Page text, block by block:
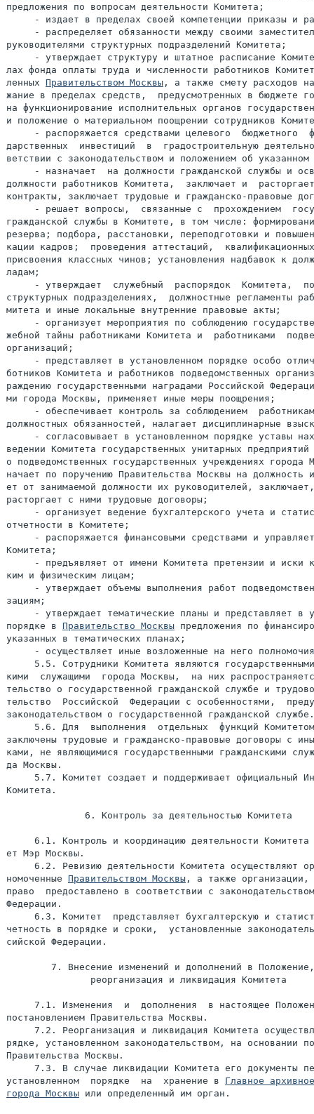
предложения по вопросам деятельности Комитета;
- издает в пределах своей компетенции приказы и
- распределяет обязанности между своими
руководителями структурных подразделений Комитета;
- утверждает структуру и штатное расписание
лах фонда оплаты труда и численности работников
ленных Правительством Москвы , а также смету расходов
жание в пределах средств,  предусмотренных в бюджете
на функционирование исполнительных органов
и положение о материальном поощрении сотрудников
- распоряжается средствами целевого  бюджетного
дарственных  инвестиций  в  градостроительную
ветствии с законодательством и положением об
- назначает  на должности гражданской службы и
должности работников Комитета,  заключает и
контракты, заключает трудовые и гражданско-правовые
- решает вопросы,  связанные с  прохождением
гражданской службы в Комитете, в том числе:
резерва; подбора, расстановки, переподготовки и
кации кадров;  проведения аттестаций,
присвоения классных чинов; установления надбавок к
ладам;
- утверждает  служебный  распорядок  Комитета,
структурных подразделениях,  должностные регламенты
митета и иные локальные внутренние правовые акты;
- организует мероприятия по соблюдению
жебной тайны работниками Комитета и  работниками
организаций;
- представляет в установленном порядке особо
ботников Комитета и работников подведомственных
раждению государственными наградами Российской
ми города Москвы, применяет иные меры поощрения;
- обеспечивает контроль за соблюдением
должностных обязанностей, налагает дисциплинарные
- согласовывает в установленном порядке уставы
ведении Комитета государственных унитарных
о подведомственных государственных учреждениях города
начает по поручению Правительства Москвы на должность
ет от занимаемой должности их руководителей,
расторгает с ними трудовые договоры;
- организует ведение бухгалтерского учета и
отчетности в Комитете;
- распоряжается финансовыми средствами и
Комитета;
- предъявляет от имени Комитета претензии и иски
ким и физическим лицам;
- утверждает объемы выполнения работ
зациям;
- утверждает тематические планы и представляет в
порядке в Правительство Москвы предложения по
указанных в тематических планах;
- осуществляет иные возложенные на него
5.5. Сотрудники Комитета являются
кими  служащими  города Москвы,  на них
тельство о государственной гражданской службе и
тельство  Российской  Федерации с особенностями,
законодательством о государственной гражданской службе.
5.6. Для  выполнения  отдельных  функций
заключены трудовые и гражданско-правовые договоры с
ками, не являющимися государственными гражданскими
да Москвы.
5.7. Комитет создает и поддерживает официальный
Комитета.
              6. Контроль за деятельностью Комитета
6.1. Контроль и координацию деятельности Комитета
ет Мэр Москвы.
6.2. Ревизию деятельности Комитета осуществляют
номоченные Правительством Москвы , а также организации,
право  предоставлено в соответствии с
Федерации.
6.3. Комитет  представляет бухгалтерскую и
четность в порядке и сроки,  установленные
сийской Федерации.
        7. Внесение изменений и дополнений в Положение,
               реорганизация и ликвидация Комитета
7.1. Изменения  и  дополнения  в настоящее
постановлением Правительства Москвы.
7.2. Реорганизация и ликвидация Комитета
рядке, установленном законодательством, на основании
Правительства Москвы.
7.3. В случае ликвидации Комитета его документы
установленном  порядке  на  хранение в Главное
города Москвы или определенный им орган.